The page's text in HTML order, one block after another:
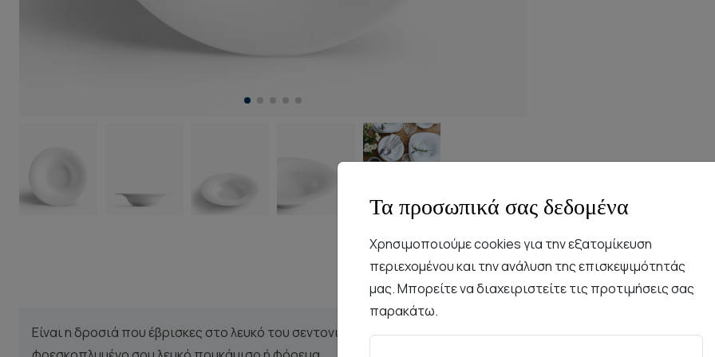
Περιγραφή Χαρακτηριστικά Συντήρηση
Είναι η δροσιά που έβρισκες στο λευκό του σεντονιού σου όταν τυλιγόσουν σε αυτό τα βράδια του καλοκαιριού.
Τα προσωπικά σας δεδομένα
Χρησιμοποιούμε cookies για την εξατομίκευση
περιεχομένου και την ανάλυση της επισκεψιμότητάς
μας. Μπορείτε να διαχειριστείτε τις προτιμήσεις σας
παρακάτω.